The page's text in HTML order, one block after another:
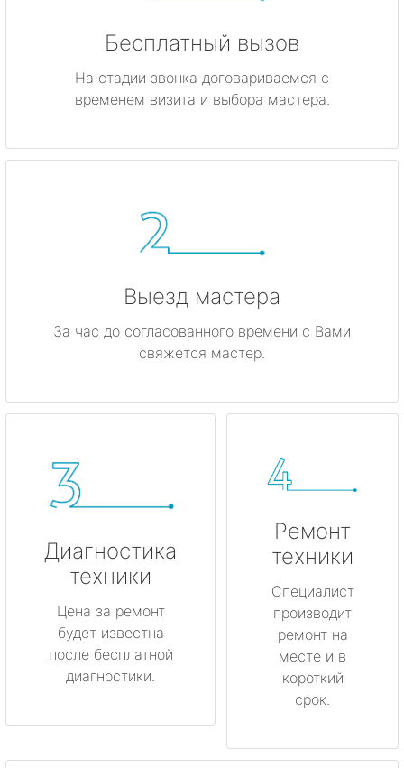
Бесплатный вызов
На стадии звонка договариваемся с
временем визита и выбора мастера.
Выезд мастера
За час до согласованного времени с Вами
свяжется мастер.
Диагностика
техники
Цена за ремонт
будет известна
после бесплатной
диагностики.
Ремонт
техники
Специалист
производит
ремонт на
месте и в
короткий
срок.